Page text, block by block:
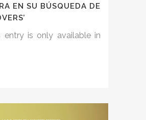
EN SU BÚSQUEDA DE
entry is only available in